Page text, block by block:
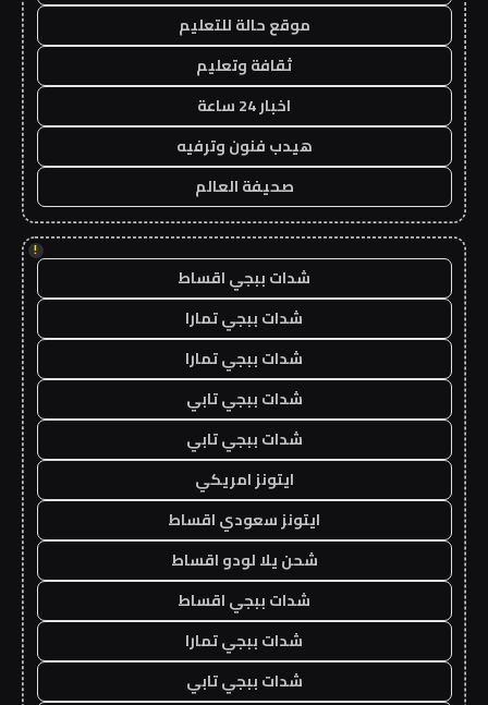
موقع حالة للتعليم
ثقافة وتعليم
اخبار 24 ساعة
هيدب فنون وترفيه
صحيفة العالم
!
شدات ببجي اقساط
شدات ببجي تمارا
شدات ببجي تمارا
شدات ببجي تابي
شدات ببجي تابي
ايتونز امريكي
ايتونز سعودي اقساط
شحن يلا لودو اقساط
شدات ببجي اقساط
شدات ببجي تمارا
شدات ببجي تابي